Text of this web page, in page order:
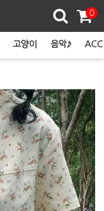
0
고양이 음악♪ ACC